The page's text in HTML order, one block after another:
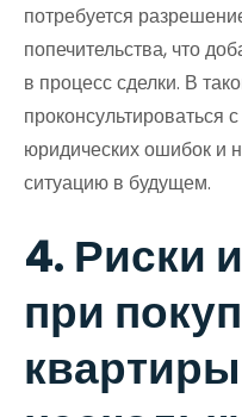
потребуется
попечительства, что
в процесс сделки. В
проконсультироваться
юридических ошибок и
ситуацию в будущем.
4. Риски
при